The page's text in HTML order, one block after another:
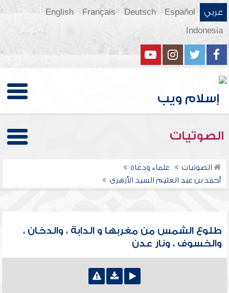
عربي Español
Deutsch
Français
English
Indonesia
الصوتيات
الصوتيات
علماء ودعاة
أحمد بن عبد العليم السيد الأزهرى
طلوع الشمس من مغربها و الدابة ، والدخان ،
والخسوف ، ونار عدن